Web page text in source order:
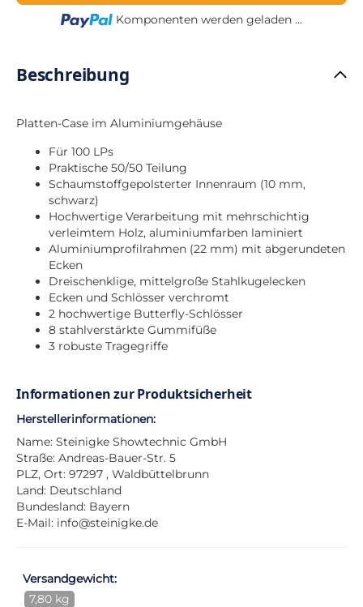
Loading...
Komponenten werden geladen ...
Beschreibung
Platten-Case im Aluminiumgehäuse
Für 100 LPs
Praktische 50/50 Teilung
Schaumstoffgepolsterter Innenraum (10 mm,
schwarz)
Hochwertige Verarbeitung mit mehrschichtig
verleimtem Holz, aluminiumfarben laminiert
Aluminiumprofilrahmen (22 mm) mit abgerundeten
Ecken
Dreischenklige, mittelgroße Stahlkugelecken
Ecken und Schlösser verchromt
2 hochwertige Butterfly-Schlösser
8 stahlverstärkte Gummifüße
3 robuste Tragegriffe
Informationen zur Produktsicherheit
Herstellerinformationen:
Name: Steinigke Showtechnic GmbH
Straße: Andreas-Bauer-Str. 5
PLZ, Ort: 97297 , Waldbüttelbrunn
Land: Deutschland
Bundesland: Bayern
E-Mail: info@steinigke.de
Versandgewicht:
7,80 kg